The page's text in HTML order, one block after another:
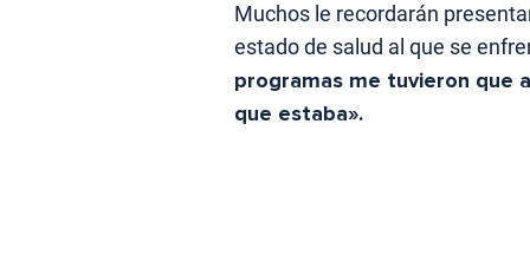
Muchos le recordarán
estado de salud al que se
programas me tuvieron que
que estaba».